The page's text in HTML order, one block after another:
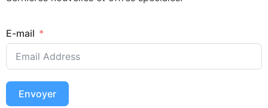
E-mail
Envoyer